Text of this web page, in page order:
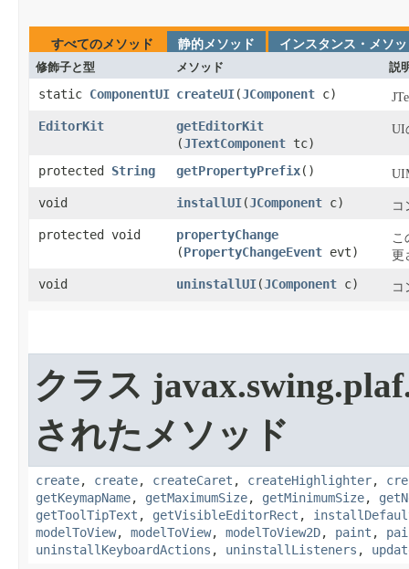
すべてのメソッド 静的メソッド
インスタンス・メソ
修飾子と型
メソッド 説
static ComponentUI createUI​(JComponent c)
EditorKit getEditorKit
(JTextComponent tc)
UI
protected String getPropertyPrefix​()
void installUI​(JComponent c) コ
protected void propertyChange
(PropertyChangeEvent evt)
こ
更
void uninstallUI​(JComponent c) コ
クラス
されたメソッド
create, create, createCaret , createHighlighter,
getKeymapName, getMaximumSize, getMinimumSize,
getToolTipText , getVisibleEditorRect ,
modelToView, modelToView, modelToView2D, paint ,
uninstallKeyboardActions , uninstallListeners ,